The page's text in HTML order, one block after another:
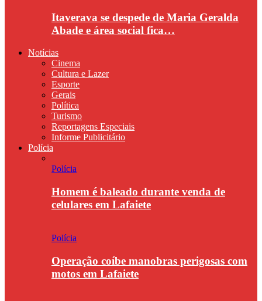
Itaverava se despede de Maria Geralda
Abade e área social fica…
Notícias
Cinema
Cultura e Lazer
Esporte
Gerais
Política
Turismo
Reportagens Especiais
Informe Publicitário
Polícia
Polícia
Homem é baleado durante venda de
celulares em Lafaiete
Polícia
Operação coíbe manobras perigosas com
motos em Lafaiete